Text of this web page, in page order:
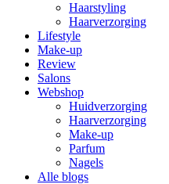
Haarstyling
Haarverzorging
Lifestyle
Make-up
Review
Salons
Webshop
Huidverzorging
Haarverzorging
Make-up
Parfum
Nagels
Alle blogs